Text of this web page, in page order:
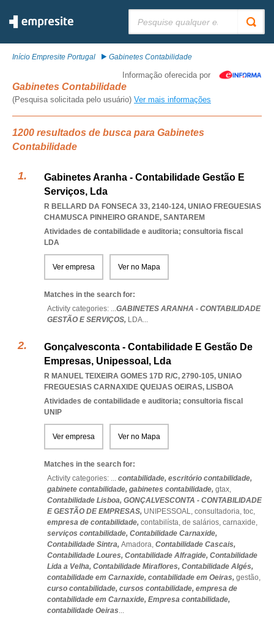
Início Empresite Portugal Gabinetes Contabilidade
Informação oferecida por
Gabinetes Contabilidade
(Pesquisa solicitada pelo usuário) Ver mais informações
1200 resultados de busca para Gabinetes
Contabilidade
Gabinetes Aranha - Contabilidade Gestão E
Serviços, Lda
R BELLARD DA FONSECA 33, 2140-124, UNIAO FREGUESIAS
CHAMUSCA PINHEIRO GRANDE, SANTAREM
Atividades de contabilidade e auditoria; consultoria fiscal
LDA
Ver empresa Ver no Mapa
Matches in the search for:
Activity categories: ...GABINETES ARANHA - CONTABILIDADE
GESTÃO E SERVIÇOS, LDA...
Gonçalvesconta - Contabilidade E Gestão De
Empresas, Unipessoal, Lda
R MANUEL TEIXEIRA GOMES 17D R/C, 2790-105, UNIAO
FREGUESIAS CARNAXIDE QUEIJAS OEIRAS, LISBOA
Atividades de contabilidade e auditoria; consultoria fiscal
UNIP
Ver empresa Ver no Mapa
Matches in the search for:
Activity categories: ... contabilidade, escritório contabilidade,
gabinete contabilidade, gabinetes contabilidade, gtax,
Contabilidade Lisboa, GONÇALVESCONTA - CONTABILIDADE
E GESTÃO DE EMPRESAS, UNIPESSOAL, consultadoria, toc,
empresa de contabilidade, contabilísta, de salários, carnaxide,
serviços contabilidade, Contabilidade Carnaxide,
Contabilidade Sintra, Amadora, Contabilidade Cascais,
Contabilidade Loures, Contabilidade Alfragide, Contabilidade
Lida a Velha, Contabilidade Miraflores, Contabilidade Algés,
contabilidade em Carnaxide, contabilidade em Oeiras, gestão,
curso contabilidade, cursos contabilidade, empresa de
contabilidade em Carnaxide, Empresa contabilidade,
contabilidade Oeiras...